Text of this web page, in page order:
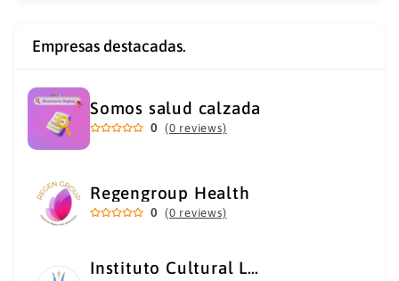
Empresas destacadas.
Somos salud calzada
0 (0 reviews)
Regengroup Health
0 (0 reviews)
Instituto Cultural Los Héroes